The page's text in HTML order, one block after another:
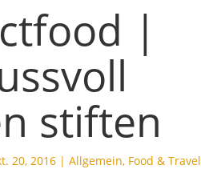
|
stiften
20, 2016| Allgemein, Food & Travel